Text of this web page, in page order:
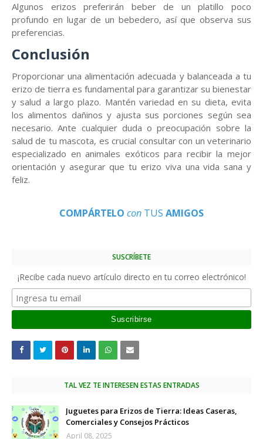
Algunos erizos preferirán beber de un platillo poco
profundo en lugar de un bebedero, así que observa sus
preferencias.
Conclusión
Proporcionar una alimentación adecuada y balanceada a tu
erizo de tierra es fundamental para garantizar su bienestar
y salud a largo plazo. Mantén variedad en su dieta, evita
los alimentos dañinos y ajusta sus porciones según sea
necesario. Ante cualquier duda o preocupación sobre la
salud de tu mascota, es crucial consultar con un veterinario
especializado en animales exóticos para recibir la mejor
orientación y asegurar que tu erizo viva una vida sana y
feliz.
COMPÁRTELO con TUS AMIGOS
SUSCRÍBETE
¡Recibe cada nuevo artículo directo en tu correo electrónico!
TAL VEZ TE INTERESEN ESTAS ENTRADAS
Juguetes para Erizos de Tierra: Ideas Caseras,
Comerciales y Consejos Prácticos
April 08, 2025